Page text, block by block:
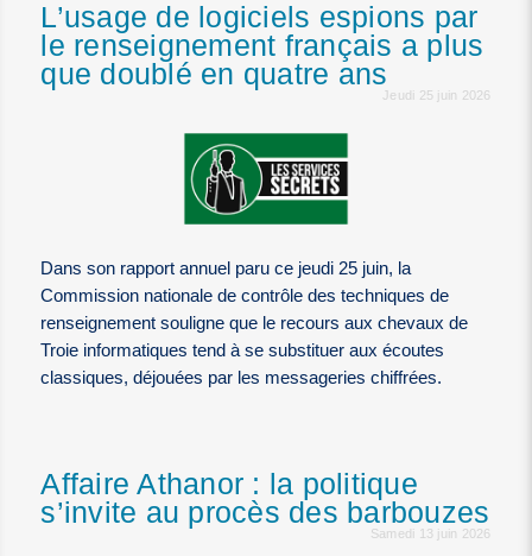
L’usage de logiciels espions par
le renseignement français a plus
que doublé en quatre ans
Jeudi 25 juin 2026
Dans son rapport annuel paru ce jeudi 25 juin, la
Commission nationale de contrôle des techniques de
renseignement souligne que le recours aux chevaux de
Troie informatiques tend à se substituer aux écoutes
classiques, déjouées par les messageries chiffrées.
Affaire Athanor : la politique
s’invite au procès des barbouzes
Samedi 13 juin 2026